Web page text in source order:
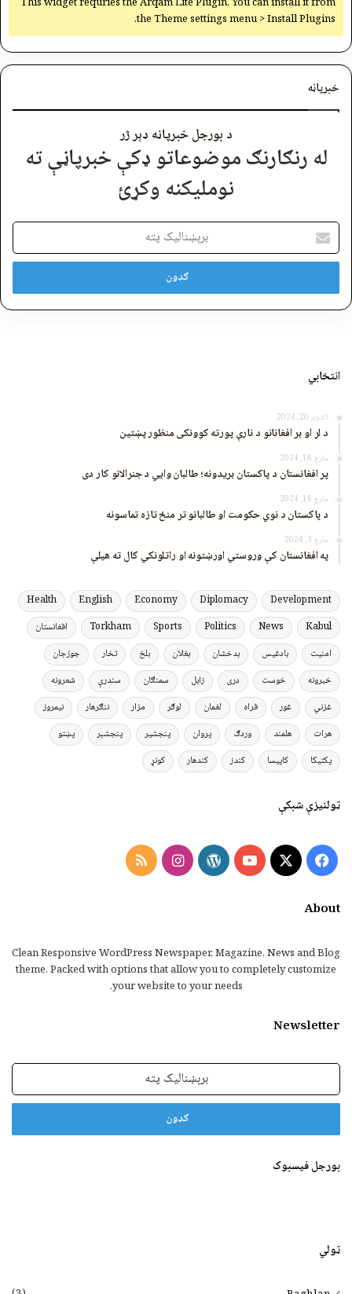
the Theme settings menu > Install Plugins.
خبرپاڼه
د بورجل خبرپاڼه ډېر ژر
له رنګارنګ موضوعاتو ډکې خبرپاڼې ته
نوملیکنه وکړئ
برېښنالیک
پته
انتخابي
اکتوبر 20, 2024
د لر او بر افغانانو د نارې پورته کوونکی منظور پښتین
مارچ 18, 2024
پر افغانستان د پاکستان بریدونه؛ طالبان وايي د جنرالانو کار دی
مارچ 16, 2024
د پاکستان د نوي حکومت او طالبانو تر منځ تازه تماسونه
مارچ 3, 2024
په افغانستان کې وروستي اورښتونه او راتلونکي کال ته هیلې
Development
Diplomacy
Economy
English
Health
Kabul
News
Politics
Sports
Torkham
افغانستان
امنیت
بادغیس بدخشان بغلان بلخ تخار
جوزجان
خبرونه
خوست دری زابل سمنګان سندرې
شعرونه
غزني
غور فراه لغمان لوګر مزار ننګرهار
نیمروز
هرات
هلمند وردګ پروان پنجشیر پنجشېر
پښتو
پکتیکا
کاپیسا کندز کندهار کونړ
ټولنیزې شبکې
Facebook
X
YouTube
WordPress
Instagram
RSS
About
Clean Responsive WordPress Newspaper, Magazine, News and Blog
theme. Packed with options that allow you to completely customize
your website to your needs.
Newsletter
برېښنالیک
بورجل فیسبوک
ټولي